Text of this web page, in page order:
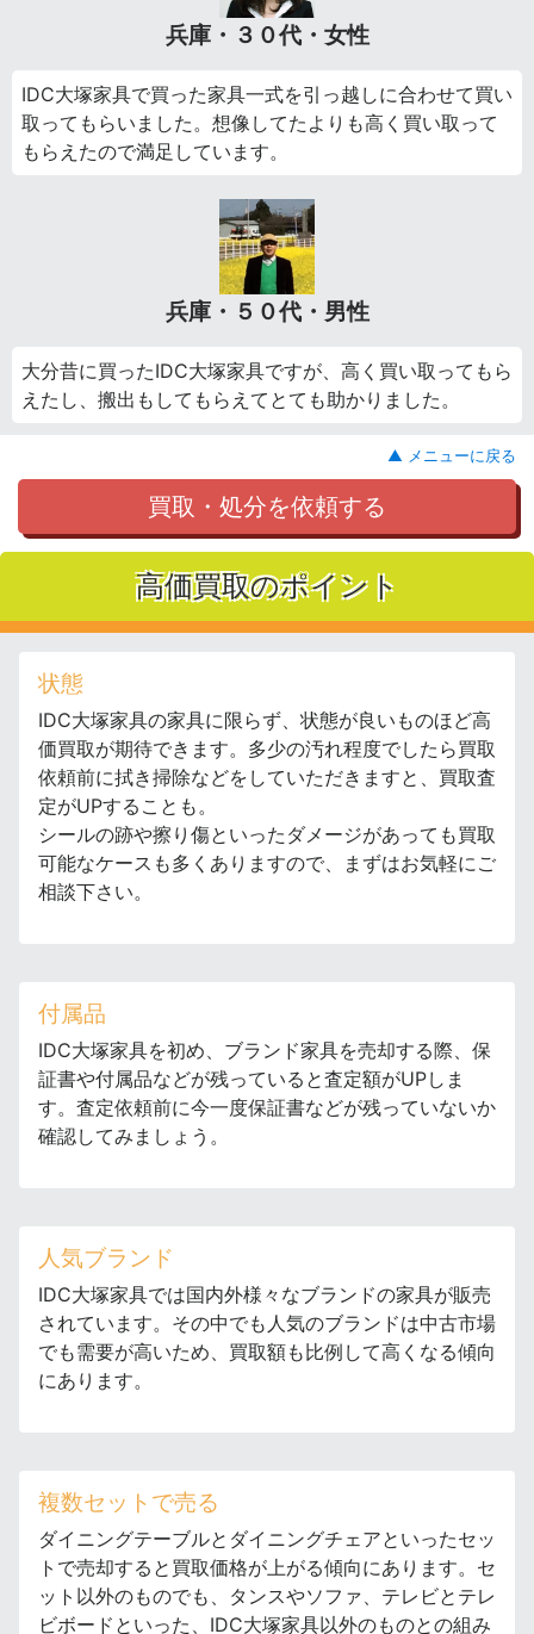
兵庫・３０代・女性
IDC大塚家具で買った家具一式を引っ越しに合わせて買い
取ってもらいました。想像してたよりも高く買い取って
もらえたので満足しています。
兵庫・５０代・男性
大分昔に買ったIDC大塚家具ですが、高く買い取ってもら
えたし、搬出もしてもらえてとても助かりました。
▲ メニューに戻る
買取・処分を依頼する
高価買取のポイント
状態
IDC大塚家具の家具に限らず、状態が良いものほど高
価買取が期待できます。多少の汚れ程度でしたら買取
依頼前に拭き掃除などをしていただきますと、買取査
定がUPすることも。
シールの跡や擦り傷といったダメージがあっても買取
可能なケースも多くありますので、まずはお気軽にご
相談下さい。
付属品
IDC大塚家具を初め、ブランド家具を売却する際、保
証書や付属品などが残っていると査定額がUPしま
す。査定依頼前に今一度保証書などが残っていないか
確認してみましょう。
人気ブランド
IDC大塚家具では国内外様々なブランドの家具が販売
されています。その中でも人気のブランドは中古市場
でも需要が高いため、買取額も比例して高くなる傾向
にあります。
複数セットで売る
ダイニングテーブルとダイニングチェアといったセッ
トで売却すると買取価格が上がる傾向にあります。セ
ット以外のものでも、タンスやソファ、テレビとテレ
ビボードといった、IDC大塚家具以外のものとの組み